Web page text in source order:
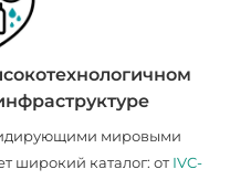
мировыми
широкий каталог: от IVC-